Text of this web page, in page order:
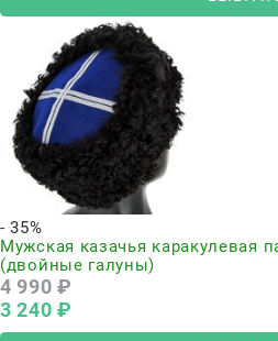
- 35%
Мужская казачья каракулевая
(двойные галуны)
4 990 ₽
3 240 ₽